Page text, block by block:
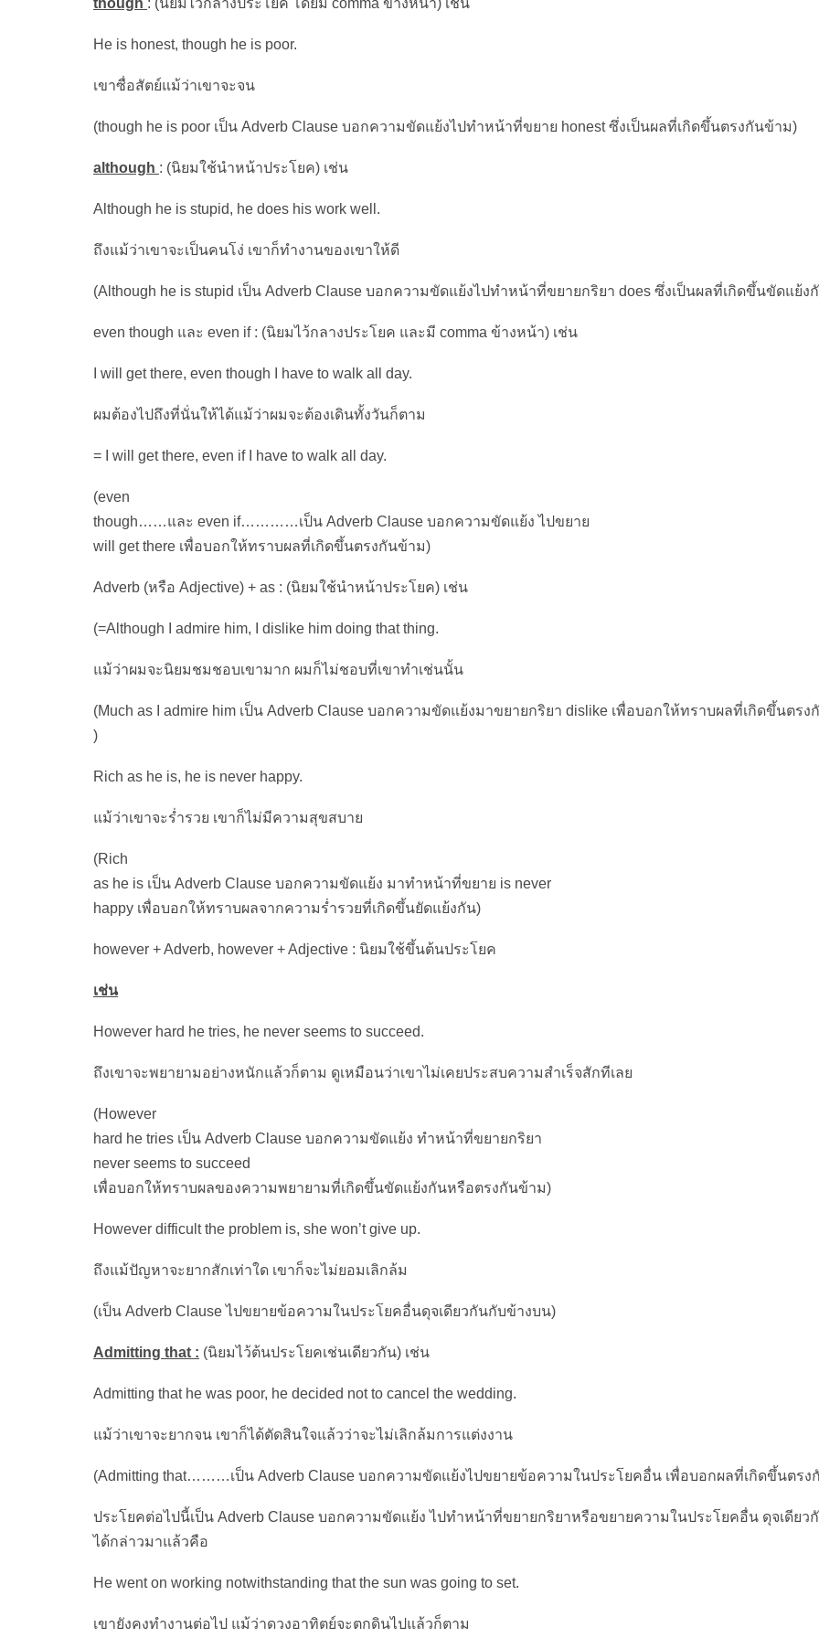
though : (นิยมไว้กลางประโยค โดยมี comma ข้างหน้า) เช่น
He is honest, though he is poor.
เขาซื่อสัตย์แม้ว่าเขาจะจน
(though he is poor เป็น Adverb Clause บอกความขัดแย้งไปทำหน้าที่ขยาย honest ซึ่งเป็นผลที่เกิดขึ้นตรงกันข้าม)
although : (นิยมใช้นำหน้าประโยค) เช่น
Although he is stupid, he does his work well.
ถึงแม้ว่าเขาจะเป็นคนโง่ เขาก็ทำงานของเขาให้ดี
(Although he is stupid เป็น Adverb Clause บอกความขัดแย้งไปทำหน้าที่ขยายกริยา does ซึ่งเป็นผลที่เกิดขึ้นขัดแย้ง
even though และ even if : (นิยมไว้กลางประโยค และมี comma ข้างหน้า) เช่น
I will get there, even though I have to walk all day.
ผมต้องไปถึงที่นั่นให้ได้แม้ว่าผมจะต้องเดินทั้งวันก็ตาม
= I will get there, even if I have to walk all day.
(even
though……และ even if…………เป็น Adverb Clause บอกความขัดแย้ง ไปขยาย
will get there เพื่อบอกให้ทราบผลที่เกิดขึ้นตรงกันข้าม)
Adverb (หรือ Adjective) + as : (นิยมใช้นำหน้าประโยค) เช่น
(=Although I admire him, I dislike him doing that thing.
แม้ว่าผมจะนิยมชมชอบเขามาก ผมก็ไม่ชอบที่เขาทำเช่นนั้น
(Much as I admire him เป็น Adverb Clause บอกความขัดแย้งมาขยายกริยา dislike เพื่อบอกให้ทราบผลที่เกิดขึ้นตร
)
Rich as he is, he is never happy.
แม้ว่าเขาจะร่ำรวย เขาก็ไม่มีความสุขสบาย
(Rich
as he is เป็น Adverb Clause บอกความขัดแย้ง มาทำหน้าที่ขยาย is never
happy เพื่อบอกให้ทราบผลจากความร่ำรวยที่เกิดขึ้นยัดแย้งกัน)
however + Adverb, however + Adjective : นิยมใช้ขึ้นต้นประโยค
เช่น
However hard he tries, he never seems to succeed.
ถึงเขาจะพยายามอย่างหนักแล้วก็ตาม ดูเหมือนว่าเขาไม่เคยประสบความสำเร็จสักทีเลย
(However
hard he tries เป็น Adverb Clause บอกความขัดแย้ง ทำหน้าที่ขยายกริยา
never seems to succeed
เพื่อบอกให้ทราบผลของความพยายามที่เกิดขึ้นขัดแย้งกันหรือตรงกันข้าม)
However difficult the problem is, she won’t give up.
ถึงแม้ปัญหาจะยากสักเท่าใด เขาก็จะไม่ยอมเลิกล้ม
(เป็น Adverb Clause ไปขยายข้อความในประโยคอื่นดุจเดียวกันกับข้างบน)
Admitting that : (นิยมไว้ต้นประโยคเช่นเดียวกัน) เช่น
Admitting that he was poor, he decided not to cancel the wedding.
แม้ว่าเขาจะยากจน เขาก็ได้ตัดสินใจแล้วว่าจะไม่เลิกล้มการแต่งงาน
(Admitting that………เป็น Adverb Clause บอกความขัดแย้งไปขยายข้อความในประโยคอื่น เพื่อบอกผลที่เกิดขึ้นตรง
ประโยคต่อไปนี้เป็น Adverb Clause บอกความขัดแย้ง ไปทำหน้าที่ขยายกริยาหรือขยายความในประโยคอื่น ดุจเดียว
ได้กล่าวมาแล้วคือ
He went on working notwithstanding that the sun was going to set.
เขายังคงทำงานต่อไป แม้ว่าดวงอาทิตย์จะตกดินไปแล้วก็ตาม